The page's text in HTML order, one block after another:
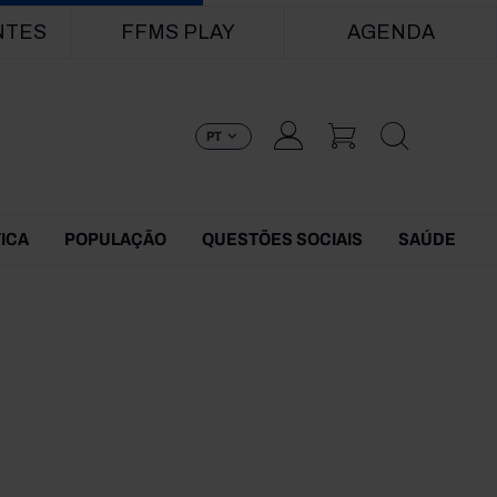
FFMS PLAY AGENDA
PT
POPULAÇÃO QUESTÕES SOCIAIS SAÚDE